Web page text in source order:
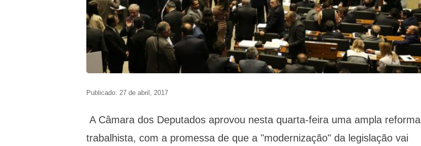
Publicado: 27 de abril, 2017
A Câmara dos Deputados aprovou nesta quarta-feira uma ampla reforma
trabalhista, com a promessa de que a "modernização" da legislação vai